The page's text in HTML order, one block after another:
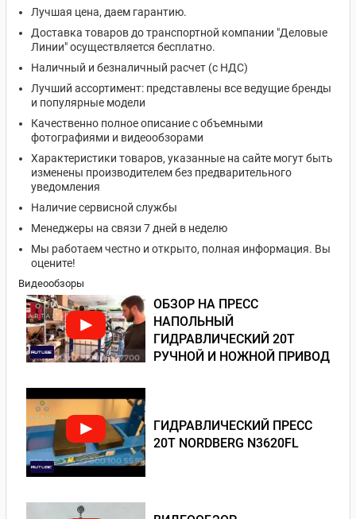
Лучшая цена, даем гарантию.
Доставка товаров до транспортной компании "Деловые
Линии" осуществляется бесплатно.
Наличный и безналичный расчет (с НДС)
Лучший ассортимент: представлены все ведущие бренды
и популярные модели
Качественно полное описание с объемными
фотографиями и видеообзорами
Характеристики товаров, указанные на сайте могут быть
изменены производителем без предварительного
уведомления
Наличие сервисной службы
Менеджеры на связи 7 дней в неделю
Мы работаем честно и открыто, полная информация. Вы
оцените!
Видеообзоры
ОБЗОР НА ПРЕСС
НАПОЛЬНЫЙ
ГИДРАВЛИЧЕСКИЙ 20Т
РУЧНОЙ И НОЖНОЙ ПРИВОД
ГИДРАВЛИЧЕСКИЙ ПРЕСС
20Т NORDBERG N3620FL